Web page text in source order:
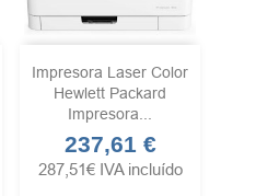
Impresora Laser Color
Hewlett Packard
Impresora...
Precio
237,61 €
287,51€ IVA incluído